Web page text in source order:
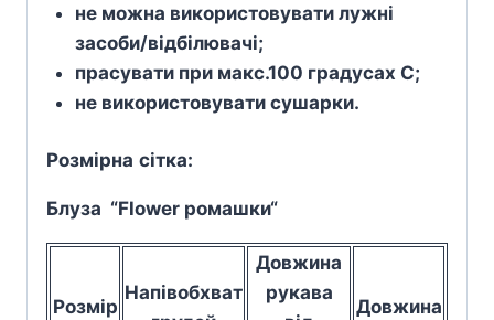
не можна використовувати лужні
засоби/відбілювачі;
прасувати при макс.100 градусах С;
не використовувати сушарки.
Розмірна сітка:
Блуза “Flower ромашки“
Розмір
Напівобхват
Довжина
рукава
Довжина